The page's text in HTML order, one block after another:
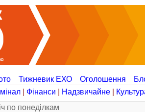
Тижневик ЕХО Оголошення
Фінанси Надзвичайне
по понеділкам